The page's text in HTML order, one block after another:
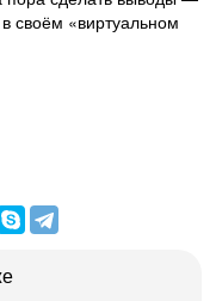
своём «виртуальном